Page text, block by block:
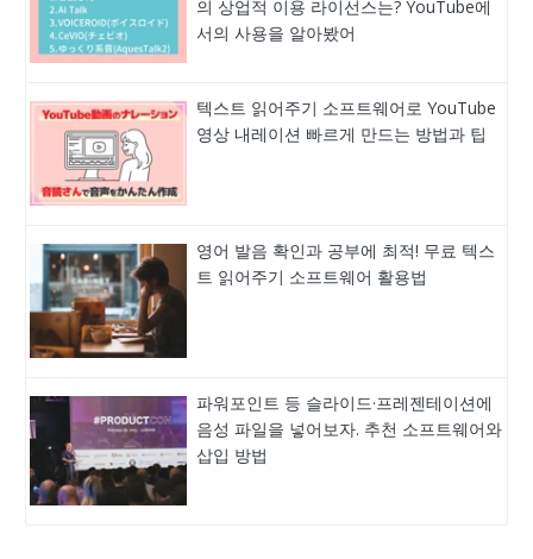
의 상업적 이용 라이선스는? YouTube에
서의 사용을 알아봤어
텍스트 읽어주기 소프트웨어로 YouTube
영상 내레이션 빠르게 만드는 방법과 팁
영어 발음 확인과 공부에 최적! 무료 텍스
트 읽어주기 소프트웨어 활용법
파워포인트 등 슬라이드·프레젠테이션에
음성 파일을 넣어보자. 추천 소프트웨어와
삽입 방법